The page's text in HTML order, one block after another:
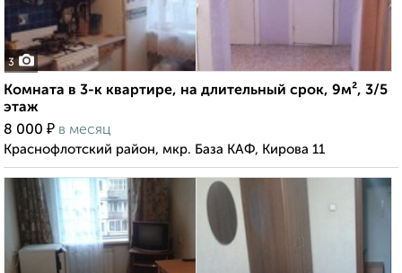
3
Комната в 3-к квартире, на длительный срок, 9м², 3/5
этаж
8 000 ₽ в месяц
Краснофлотский район, мкр. База КАФ, Кирова 11